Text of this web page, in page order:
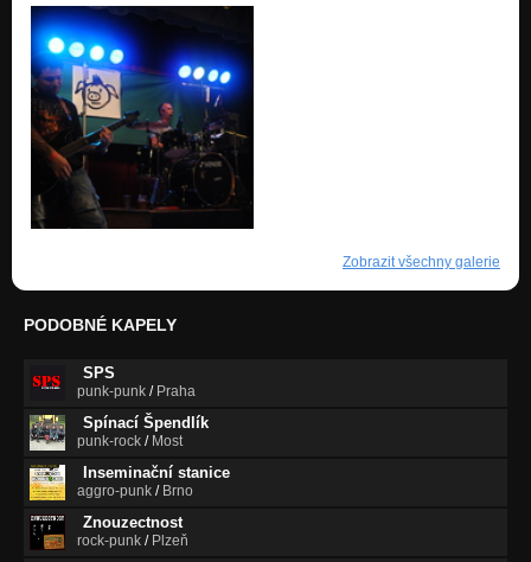
Zobrazit všechny galerie
PODOBNÉ KAPELY
SPS
punk-punk / Praha
Spínací Špendlík
punk-rock / Most
Inseminační stanice
aggro-punk / Brno
Znouzectnost
rock-punk / Plzeň